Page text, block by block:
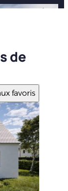
de
favoris